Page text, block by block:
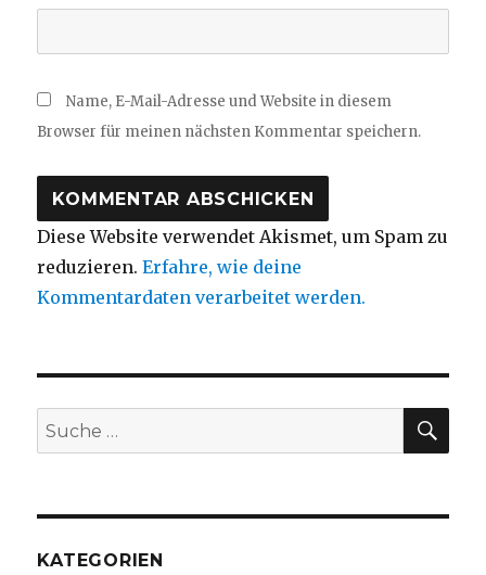
Name, E-Mail-Adresse und Website in diesem
Browser für meinen nächsten Kommentar speichern.
Diese Website verwendet Akismet, um Spam zu
reduzieren.Erfahre, wie deine
Kommentardaten verarbeitet werden.
Suche
nach:
KATEGORIEN